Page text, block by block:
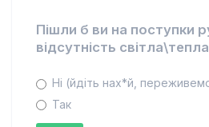
Пішли б ви на поступки
відсутність
Ні (йдіть нах*й,
Так